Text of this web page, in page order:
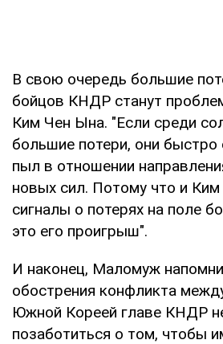
В свою очередь большие
бойцов КНДР станут
Ким Чен Ына. "Если среди
большие потери, они быстро
пыл в отношении
новых сил. Потому что и
сигналы о потерях на поле
это его проигрыш".
И наконец, Маломуж
обострения конфликта
Южной Кореей главе КНДР
позаботиться о том, чтобы